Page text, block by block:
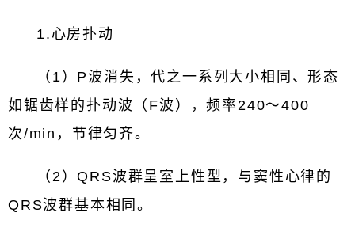
1.心房扑动
（1）P波消失，代之一系列大小相同、形态
如锯齿样的扑动波（F波），频率240～400
次/min，节律匀齐。
（2）QRS波群呈室上性型，与窦性心律的
QRS波群基本相同。